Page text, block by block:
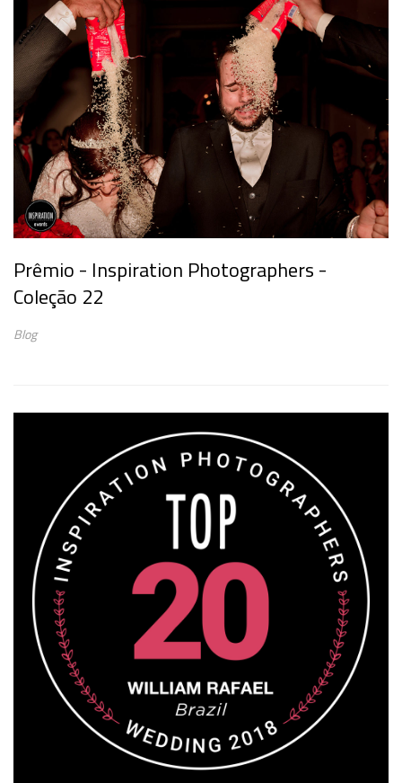
Prêmio - Inspiration Photographers -
Coleção 22
Blog